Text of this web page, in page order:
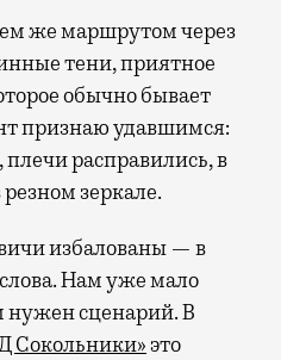
же маршрутом через
тени, приятное
обычно бывает
признаю удавшимся:
плечи расправились, в
зеркале.
избалованы — в
Нам уже мало
нужен сценарий. В
Сокольники»это